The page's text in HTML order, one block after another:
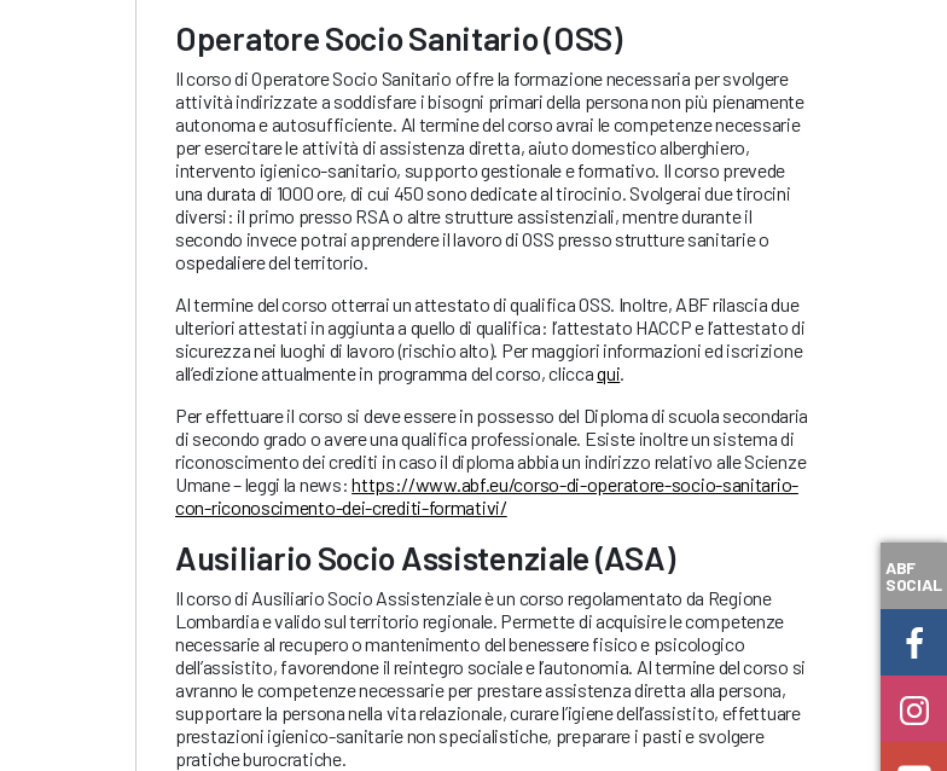
Operatore Socio Sanitario (OSS)
Il corso di Operatore Socio Sanitario offre la formazione necessaria per svolgere
attività indirizzate a soddisfare i bisogni primari della persona non più pienamente
autonoma e autosufficiente. Al termine del corso avrai le competenze necessarie
per esercitare le attività di assistenza diretta, aiuto domestico alberghiero,
intervento igienico-sanitario, supporto gestionale e formativo. Il corso prevede
una durata di 1000 ore, di cui 450 sono dedicate al tirocinio. Svolgerai due tirocini
diversi: il primo presso RSA o altre strutture assistenziali, mentre durante il
secondo invece potrai apprendere il lavoro di OSS presso strutture sanitarie o
ospedaliere del territorio.
Al termine del corso otterrai un attestato di qualifica OSS. Inoltre, ABF rilascia due
ulteriori attestati in aggiunta a quello di qualifica: l’attestato HACCP e l’attestato di
sicurezza nei luoghi di lavoro (rischio alto). Per maggiori informazioni ed iscrizione
all’edizione attualmente in programma del corso, cliccaqui
Per effettuare il corso si deve essere in possesso del Diploma di scuola secondaria
di secondo grado o avere una qualifica professionale. Esiste inoltre un sistema di
riconoscimento dei crediti in caso il diploma abbia un indirizzo relativo alle Scienze
Umane – leggi la news:https://www.abf.eu/corso-di-operatore-socio-sanitario-
con-riconoscimento-dei-crediti-formativi/
Ausiliario Socio Assistenziale (ASA)
Il corso di Ausiliario Socio Assistenziale è un corso regolamentato da Regione
Lombardia e valido sul territorio regionale. Permette di acquisire le competenze
necessarie al recupero o mantenimento del benessere fisico e psicologico
dell’assistito, favorendone il reintegro sociale e l’autonomia. Al termine del corso si
avranno le competenze necessarie per prestare assistenza diretta alla persona,
supportare la persona nella vita relazionale, curare l’igiene dell’assistito, effettuare
prestazioni igienico-sanitarie non specialistiche, preparare i pasti e svolgere
pratiche burocratiche.
ABF
SOCIAL